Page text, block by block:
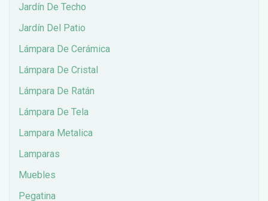
Jardín De Techo
Jardín Del Patio
Lámpara De Cerámica
Lámpara De Cristal
Lámpara De Ratán
Lámpara De Tela
Lampara Metalica
Lamparas
Muebles
Pegatina